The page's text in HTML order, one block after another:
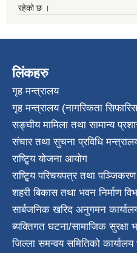
रहेको छ ।
लिंकहरु
गृह मन्त्रालय
गृह मन्त्रालय (नागरिकता
सङ्घीय मामिला तथा सामान्य
संचार तथा सुचना प्रविधि
राष्टि्ृय योजना आयोग
राष्टि्ृय परिचयपत्र तथा पञ्जिकरण
शहरी बिकास तथा भवन निर्माण
सार्बजनिक खरिद अनुगमन
ब्यक्तिगत घटना/सामाजिक सुरक्षा
जिल्ला समन्वय समितिको